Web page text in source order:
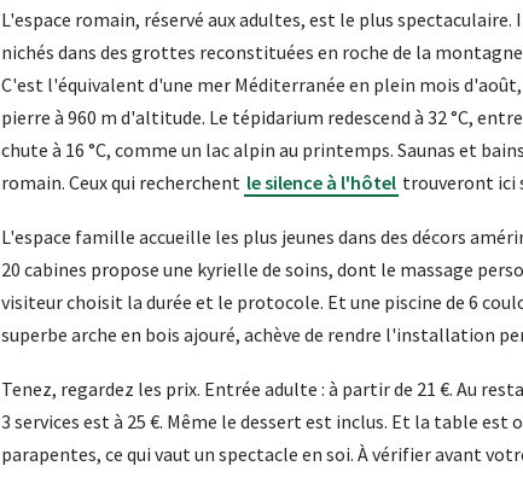
L'espace romain, réservé aux adultes, est le plus spectaculaire.
nichés dans des grottes reconstituées en roche de la
C'est l'équivalent d'une mer Méditerranée en plein mois
pierre à 960 m d'altitude. Le tépidarium redescend à 32 °C,
chute à 16 °C, comme un lac alpin au printemps. Saunas et
romain. Ceux qui recherchent le silence à l'hôtel trouveront ici
L'espace famille accueille les plus jeunes dans des décors
20 cabines propose une kyrielle de soins, dont le massage
visiteur choisit la durée et le protocole. Et une piscine de 6
superbe arche en bois ajouré, achève de rendre l'installation
Tenez, regardez les prix. Entrée adulte : à partir de 21 €. Au
3 services est à 25 €. Même le dessert est inclus. Et la table
parapentes, ce qui vaut un spectacle en soi. À vérifier avant